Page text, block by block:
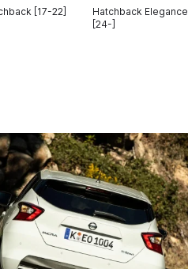
[17-22]
Hatchback Elegance
[24-]